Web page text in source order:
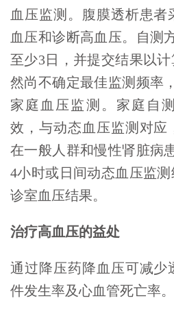
血压监测。腹膜透析患者
血压和诊断高血压。自测
至少3日，并提交结果以
然尚不确定最佳监测频率
家庭血压监测。家庭自
效，与动态血压监测对应
在一般人群和慢性肾脏病
4小时或日间动态血压监
诊室血压结果。
治疗高血压的益处
通过降压药降血压可减少
件发生率及心血管死亡率。